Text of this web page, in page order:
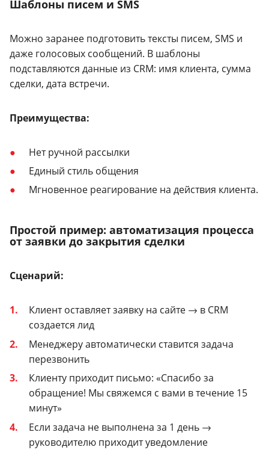
Шаблоны писем и SMS
Можно заранее подготовить тексты писем, SMS и
даже голосовых сообщений. В шаблоны
подставляются данные из CRM: имя клиента, сумма
сделки, дата встречи.
Преимущества:
Нет ручной рассылки
Единый стиль общения
Мгновенное реагирование на действия клиента.
Простой пример: автоматизация процесса
от заявки до закрытия сделки
Сценарий:
Клиент оставляет заявку на сайте → в CRM
создается лид
Менеджеру автоматически ставится задача
перезвонить
Клиенту приходит письмо: «Спасибо за
обращение! Мы свяжемся с вами в течение 15
минут»
Если задача не выполнена за 1 день →
руководителю приходит уведомление